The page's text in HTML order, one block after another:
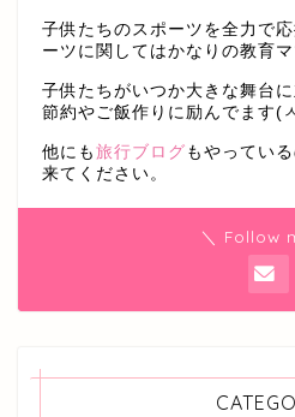
子供たちのスポーツを全力で
ーツに関してはかなりの教育
子供たちがいつか大きな舞台
節約やご飯作りに励んでます(
他にも 旅行ブログ もやってい
来てください。
＼ Follow